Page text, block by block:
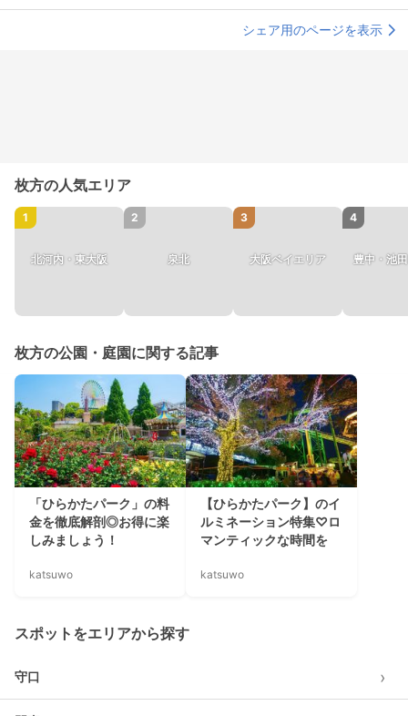
シェア用のページを表示
枚方の人気エリア
1
北河内・東大阪
2
泉北
3
大阪ベイエリア
4
豊中・池
枚方の公園・庭園に関する記事
「ひらかたパーク」の料
金を徹底解剖◎お得に楽
しみましょう！
katsuwo
【ひらかたパーク】のイ
ルミネーション特集♡ロ
マンティックな時間を
katsuwo
スポットをエリアから探す
守口 ›